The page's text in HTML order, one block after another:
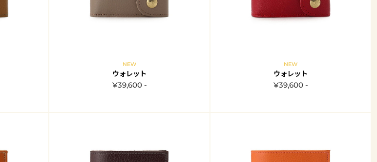
NEW
ウォレット
¥39,600 -
NEW
ウォレット
¥39,600 -